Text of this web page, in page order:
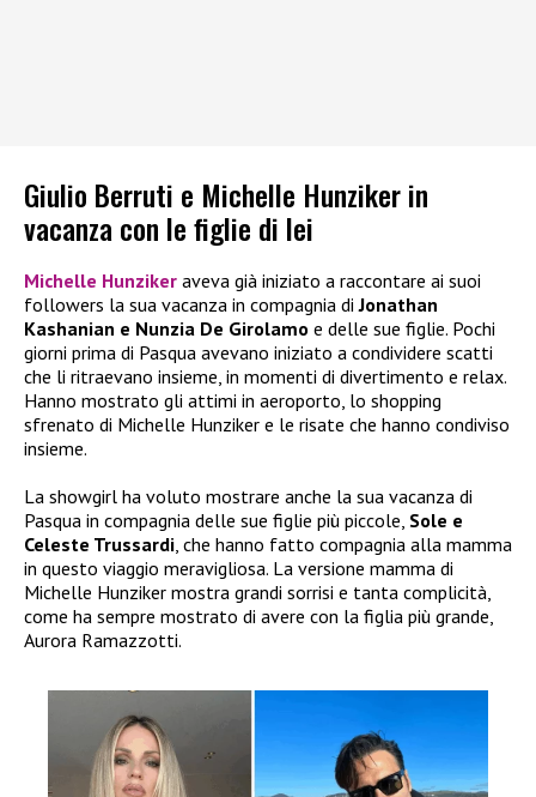
Giulio Berruti e Michelle Hunziker in
vacanza con le figlie di lei
Michelle Hunziker aveva già iniziato a raccontare ai suoi
followers la sua vacanza in compagnia diJonathan
Kashanian e Nunzia De Girolamo e delle sue figlie. Pochi
giorni prima di Pasqua avevano iniziato a condividere scatti
che li ritraevano insieme, in momenti di divertimento e relax.
Hanno mostrato gli attimi in aeroporto, lo shopping
sfrenato di Michelle Hunziker e le risate che hanno condiviso
insieme.
La showgirl ha voluto mostrare anche la sua vacanza di
Pasqua in compagnia delle sue figlie più piccole, Sole e
Celeste Trussardi, che hanno fatto compagnia alla mamma
in questo viaggio meravigliosa. La versione mamma di
Michelle Hunziker mostra grandi sorrisi e tanta complicità,
come ha sempre mostrato di avere con la figlia più grande,
Aurora Ramazzotti.